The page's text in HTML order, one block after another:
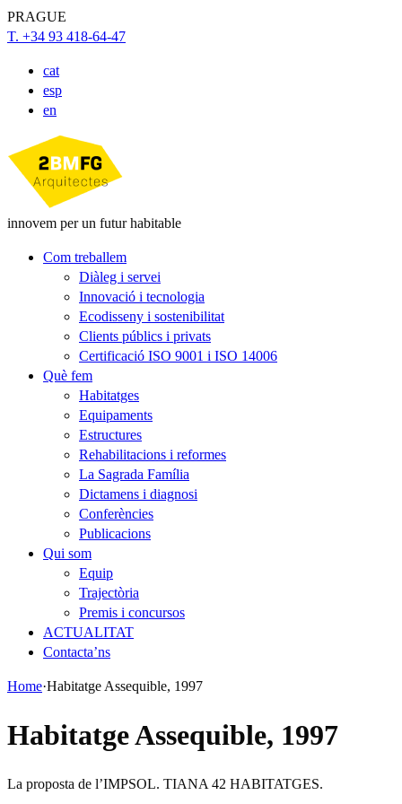
PRAGUE
T. +34 93 418-64-47
cat
esp
en
innovem per un futur habitable
Com treballem
Diàleg i servei
Innovació i tecnologia
Ecodisseny i sostenibilitat
Clients públics i privats
Certificació ISO 9001 i ISO 14006
Què fem
Habitatges
Equipaments
Estructures
Rehabilitacions i reformes
La Sagrada Família
Dictamens i diagnosi
Conferències
Publicacions
Qui som
Equip
Trajectòria
Premis i concursos
ACTUALITAT
Contacta’ns
Home·Habitatge Assequible, 1997
Habitatge Assequible, 1997
La proposta de l’IMPSOL. TIANA 42 HABITATGES.